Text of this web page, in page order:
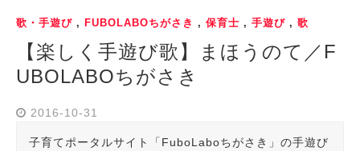
歌・手遊び , FUBOLABOちがさき , 保育士 , 手遊び , 歌
【楽しく手遊び歌】まほうのて／F
UBOLABOちがさき
2016-10-31
子育てポータルサイト「FuboLaboちがさき」の手遊び